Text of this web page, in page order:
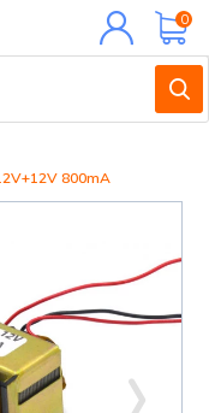
Minha
conta
0
800mA